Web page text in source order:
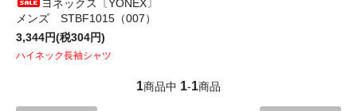
ヨネックス〔YONEX〕
メンズ STBF1015（007）
3,344円(税304円)
ハイネック長袖シャツ
1商品中 1-1商品